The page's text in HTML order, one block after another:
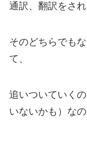
通訳、翻訳をさ
そのどちらでも
て、
追いついていく
いないかも）なの